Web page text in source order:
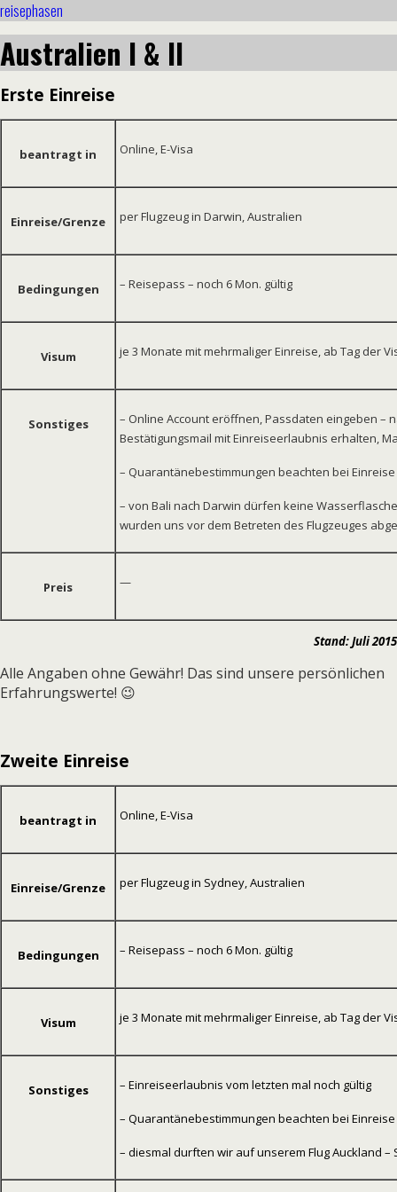
reisephasen
Australien I & II
Erste Einreise
beantragt in Online, E-Visa
Einreise/Grenze per Flugzeug in Darwin, Australien
Bedingungen – Reisepass – noch 6 Mon. gültig
Visum je 3 Monate mit mehrmaliger Einreise, ab Tag der
Sonstiges – Online Account eröffnen, Passdaten eingeben –
Bestätigungsmail mit Einreiseerlaubnis erhalten,
– Quarantänebestimmungen beachten bei Einreise
– von Bali nach Darwin dürfen keine
wurden uns vor dem Betreten des Flugzeuges
Preis —
Stand: Juli 2015
Alle Angaben ohne Gewähr! Das sind unsere persönlichen
Erfahrungswerte! 😉
Zweite Einreise
beantragt in Online, E-Visa
Einreise/Grenze per Flugzeug in Sydney, Australien
Bedingungen – Reisepass – noch 6 Mon. gültig
Visum je 3 Monate mit mehrmaliger Einreise, ab Tag der
Sonstiges – Einreiseerlaubnis vom letzten mal noch gültig
– Quarantänebestimmungen beachten bei Einreise
– diesmal durften wir auf unserem Flug Auckland